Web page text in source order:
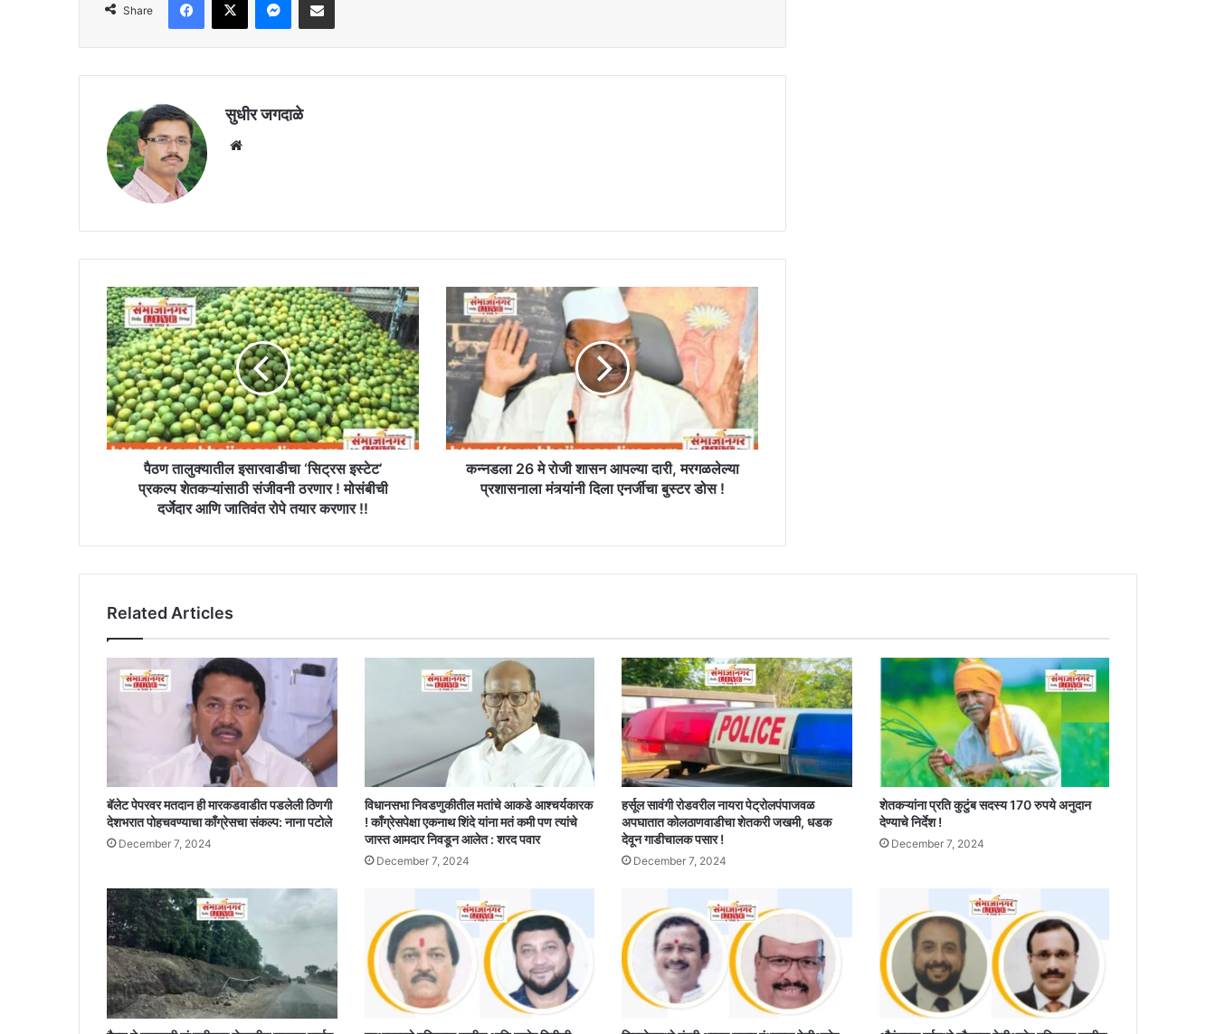
Share
सुधीर जगदाळे
पैठण
तालुक्यातील
इसारवाडीचा
‘सिट्रस
इस्टेट’
प्रकल्प
शेतकऱ्यांसाठी
संजीवनी
ठरणार
मोसंबीची
तयार
!!
पैठण तालुक्यातील इसारवाडीचा ‘सिट्रस इस्टेट’
प्रकल्प शेतकऱ्यांसाठी संजीवनी ठरणार ! मोसंबीची
दर्जेदार आणि जातिवंत रोपे तयार करणार !!
कन्नडला
26
रोजी
शासन
आपल्या
मरगळलेल्या
प्रशासनाला
मंत्र्यांनीकन्नडला 26 मे रोजी शासन आपल्या दारी, मरगळलेल्या
प्रशासनाला मंत्र्यांनी दिला एनर्जीचा बुस्टर डोस !
Related Articles
बॅलेट पेपरवर मतदान ही मारकडवाडीत पडलेली ठिणगी
देशभरात पोहचवण्याचा काँग्रेसचा संकल्प: नाना पटोले
December 7, 2024
विधानसभा निवडणुकीतील मतांचे आकडे आश्चर्यकारक
! काँग्रेसपेक्षा एकनाथ शिंदे यांना मतं कमी पण त्यांचे
जास्त आमदार निवडून आलेत : शरद पवार
December 7, 2024
हर्सूल सावंगी रोडवरील नायरा पेट्रोलपंपाजवळ
अपघातात कोलठाणवाडीचा शेतकरी जखमी, धडक
देवून गाडीचालक पसार !
December 7, 2024
शेतकऱ्यांना प्रति कुटुंब सदस्य 170 रुपये अनुदान
देण्याचे निर्देश !
December 7, 2024